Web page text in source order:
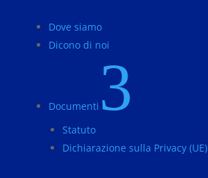
Dove siamo
Dicono di noi
Documenti 3
Statuto
Dichiarazione sulla Privacy (UE)